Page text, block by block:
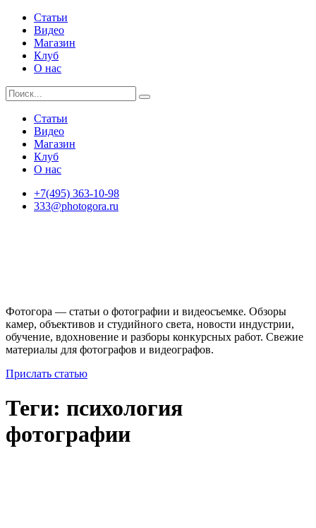
Статьи
Видео
Магазин
Клуб
О нас
Статьи
Видео
Магазин
Клуб
О нас
+7(495) 363-10-98
333@photogora.ru
Фотогора — статьи о фотографии и видеосъемке. Обзоры
камер, объективов и студийного света, новости индустрии,
обучение, вдохновение и разборы конкурсных работ. Свежие
материалы для фотографов и видеографов.
Прислать статью
Теги: психология
фотографии